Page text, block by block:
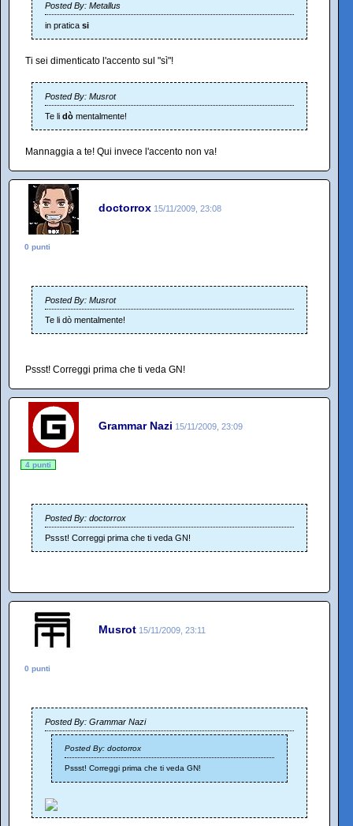
Posted By: Metallus
in pratica si
Ti sei dimenticato l'accento sul "sì"!
Posted By: Musrot
Te li dò mentalmente!
Mannaggia a te! Qui invece l'accento non va!
doctorrox 15/11/2009, 23:08
0 punti
Posted By: Musrot
Te li dò mentalmente!
Pssst! Correggi prima che ti veda GN!
Grammar Nazi 15/11/2009, 23:09
4 punti
Posted By: doctorrox
Pssst! Correggi prima che ti veda GN!
Musrot 15/11/2009, 23:11
0 punti
Posted By: Grammar Nazi
Posted By: doctorrox
Pssst! Correggi prima che ti veda GN!